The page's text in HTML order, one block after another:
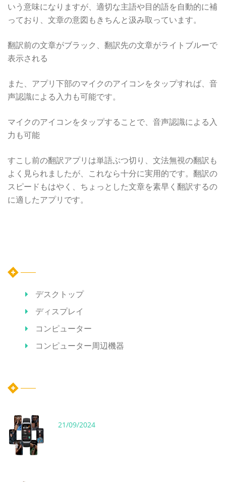
いう意味になりますが、適切な主語や目的語を自動的に補
っており、文章の意図もきちんと汲み取っています。
翻訳前の文章がブラック、翻訳先の文章がライトブルーで
表示される
また、アプリ下部のマイクのアイコンをタップすれば、音
声認識による入力も可能です。
マイクのアイコンをタップすることで、音声認識による入
力も可能
すこし前の翻訳アプリは単語ぶつ切り、文法無視の翻訳も
よく見られましたが、これなら十分に実用的です。翻訳の
スピードもはやく、ちょっとした文章を素早く翻訳するの
に適したアプリです。
デスクトップ
ディスプレイ
コンピューター
コンピューター周辺機器
21/09/2024